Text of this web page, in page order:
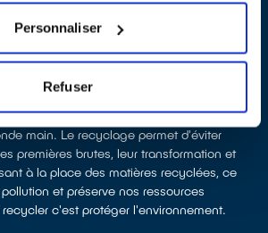
Personnaliser
Refuser
prenions en charge leur dépollution et
la santé, l'environnement et les
électriques neufs est génératrice de
de ressources naturelles. Le don
de nouveaux produits en alimentant
main. Le recyclage permet d'éviter
premières brutes, leur transformation et
à la place des matières recyclées, ce
et préserve nos ressources
c'est protéger l'environnement.